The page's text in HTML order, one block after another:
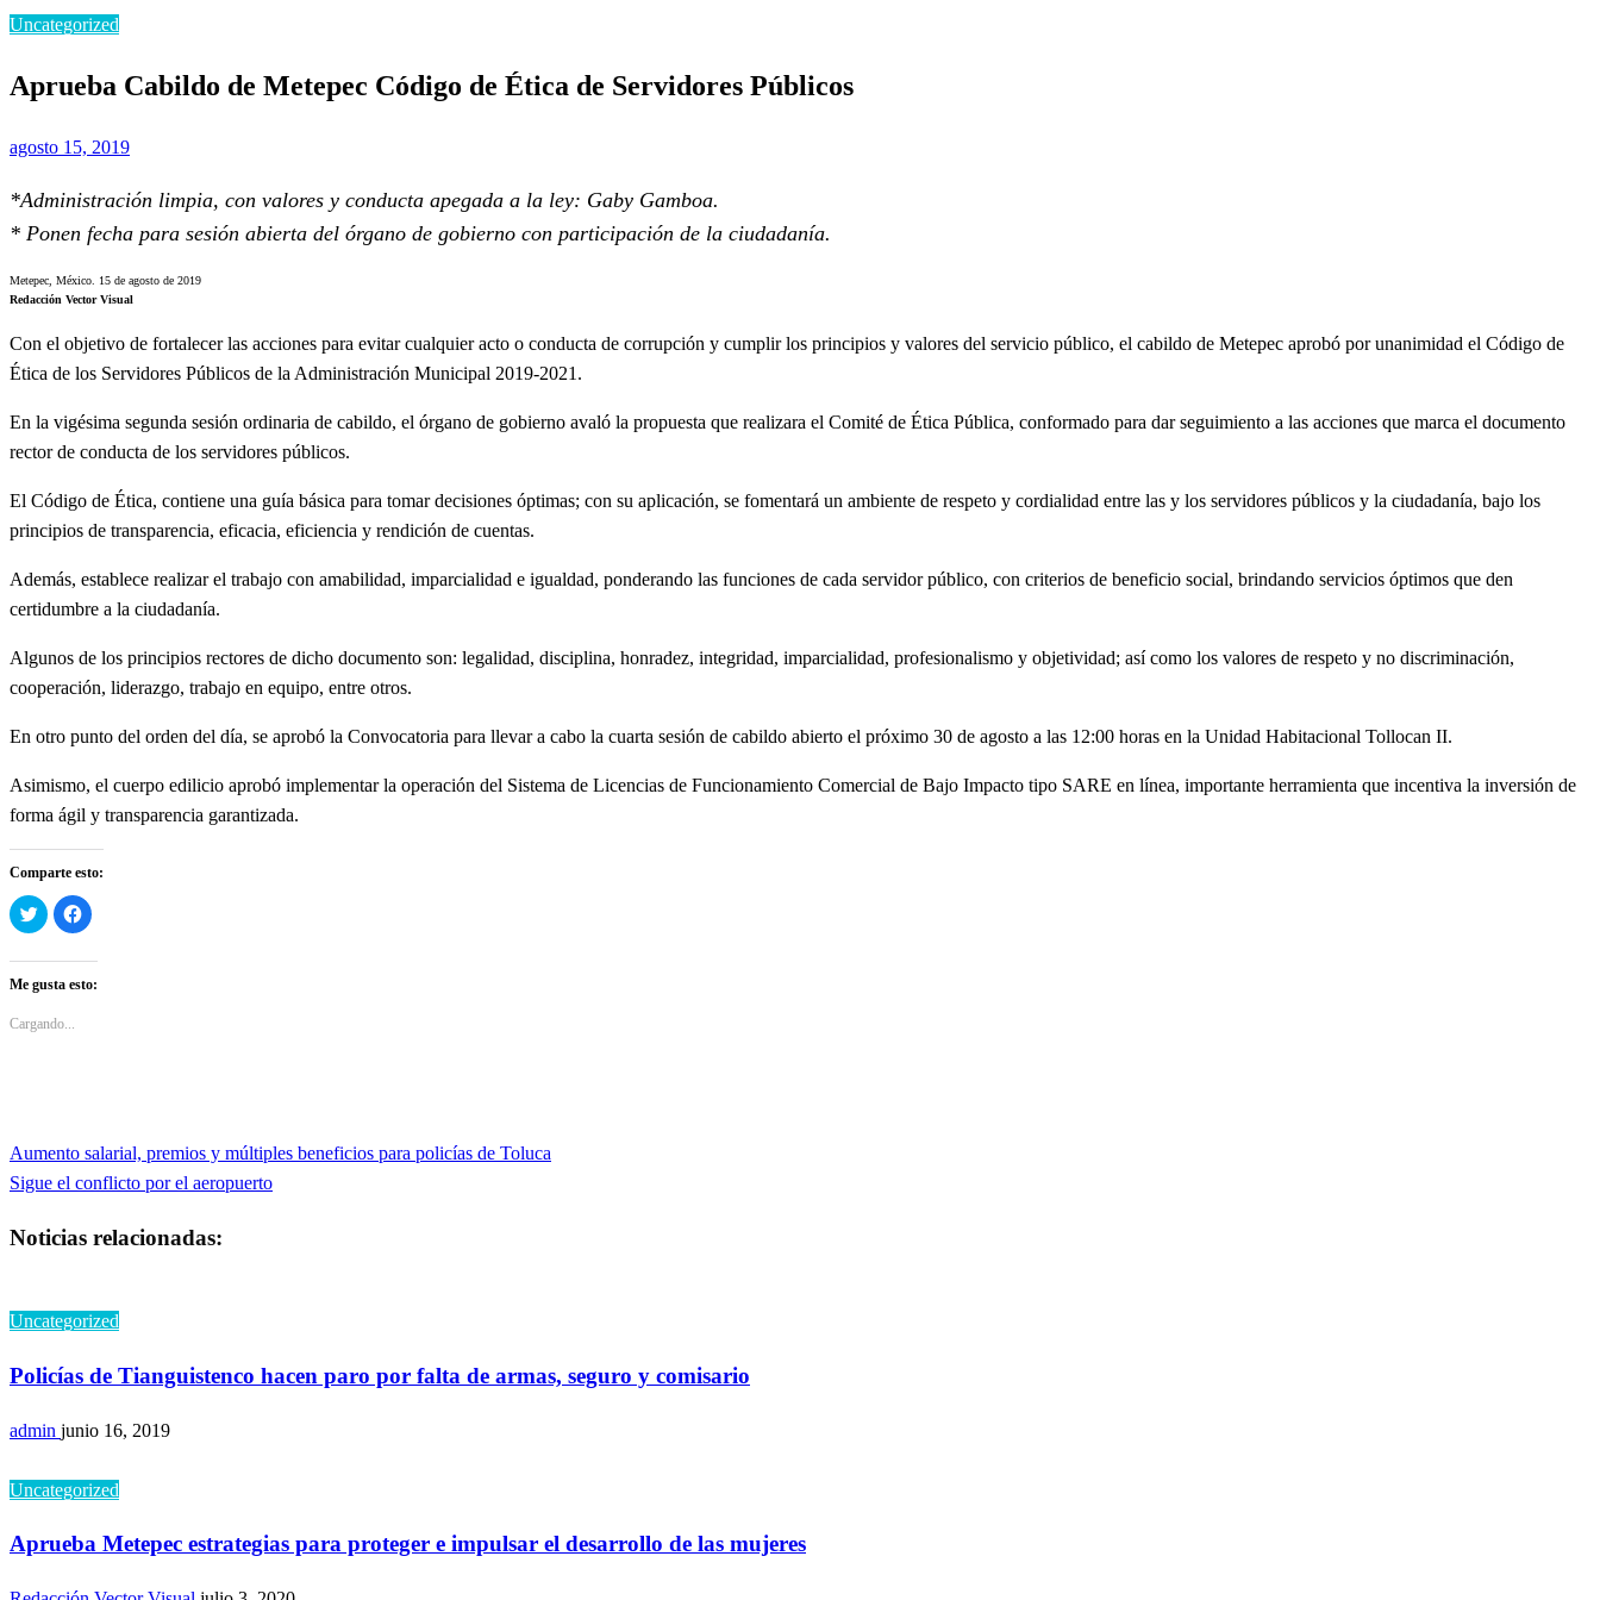
Uncategorized
Aprueba Cabildo de Metepec Código de Ética de Servidores Públicos
Publicado
agosto 15, 2019
*Administración limpia, con valores y conducta apegada a la ley: Gaby Gamboa.
* Ponen fecha para sesión abierta del órgano de gobierno con participación de la ciudadanía.
Metepec, México. 15 de agosto de 2019
Redacción Vector Visual
Con el objetivo de fortalecer las acciones para evitar cualquier acto o conducta de corrupción y cumplir los principios y valores del servicio público, el cabildo de Metepec aprobó por unanimidad el Código de
Ética de los Servidores Públicos de la Administración Municipal 2019-2021.
En la vigésima segunda sesión ordinaria de cabildo, el órgano de gobierno avaló la propuesta que realizara el Comité de Ética Pública, conformado para dar seguimiento a las acciones que marca el documento
rector de conducta de los servidores públicos.
El Código de Ética, contiene una guía básica para tomar decisiones óptimas; con su aplicación, se fomentará un ambiente de respeto y cordialidad entre las y los servidores públicos y la ciudadanía, bajo los
principios de transparencia, eficacia, eficiencia y rendición de cuentas.
Además, establece realizar el trabajo con amabilidad, imparcialidad e igualdad, ponderando las funciones de cada servidor público, con criterios de beneficio social, brindando servicios óptimos que den
certidumbre a la ciudadanía.
Algunos de los principios rectores de dicho documento son: legalidad, disciplina, honradez, integridad, imparcialidad, profesionalismo y objetividad; así como los valores de respeto y no discriminación,
cooperación, liderazgo, trabajo en equipo, entre otros.
En otro punto del orden del día, se aprobó la Convocatoria para llevar a cabo la cuarta sesión de cabildo abierto el próximo 30 de agosto a las 12:00 horas en la Unidad Habitacional Tollocan II.
Asimismo, el cuerpo edilicio aprobó implementar la operación del Sistema de Licencias de Funcionamiento Comercial de Bajo Impacto tipo SARE en línea, importante herramienta que incentiva la inversión de
forma ágil y transparencia garantizada.
Comparte esto:
Haz
clic
para
en
Twitter
(Se
en
Haz
clic
en
Facebook
(Se
Me gusta esto:
Cargando...
Navegación
entradas
Entrada
anterior
Aumento salarial, premios y múltiples beneficios para policías de Toluca
Entrada
Sigue el conflicto por el aeropuerto
Noticias relacionadas:
Uncategorized
Policías de Tianguistenco hacen paro por falta de armas, seguro y comisario
admin junio 16, 2019
Uncategorized
Aprueba Metepec estrategias para proteger e impulsar el desarrollo de las mujeres